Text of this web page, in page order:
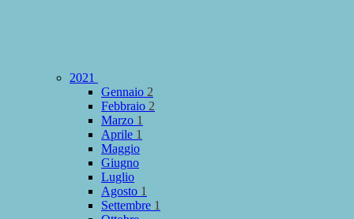
2021
Gennaio 2
Febbraio 2
Marzo 1
Aprile 1
Maggio
Giugno
Luglio
Agosto 1
Settembre 1